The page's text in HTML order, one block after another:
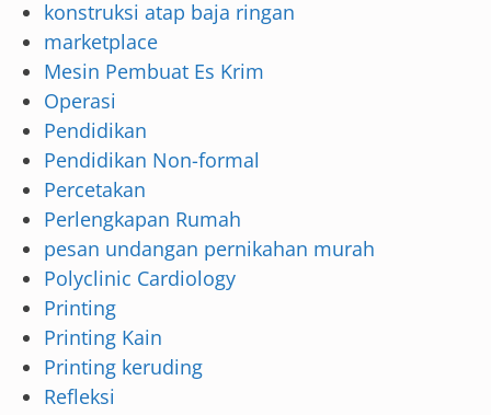
konstruksi atap baja ringan
marketplace
Mesin Pembuat Es Krim
Operasi
Pendidikan
Pendidikan Non-formal
Percetakan
Perlengkapan Rumah
pesan undangan pernikahan murah
Polyclinic Cardiology
Printing
Printing Kain
Printing keruding
Refleksi